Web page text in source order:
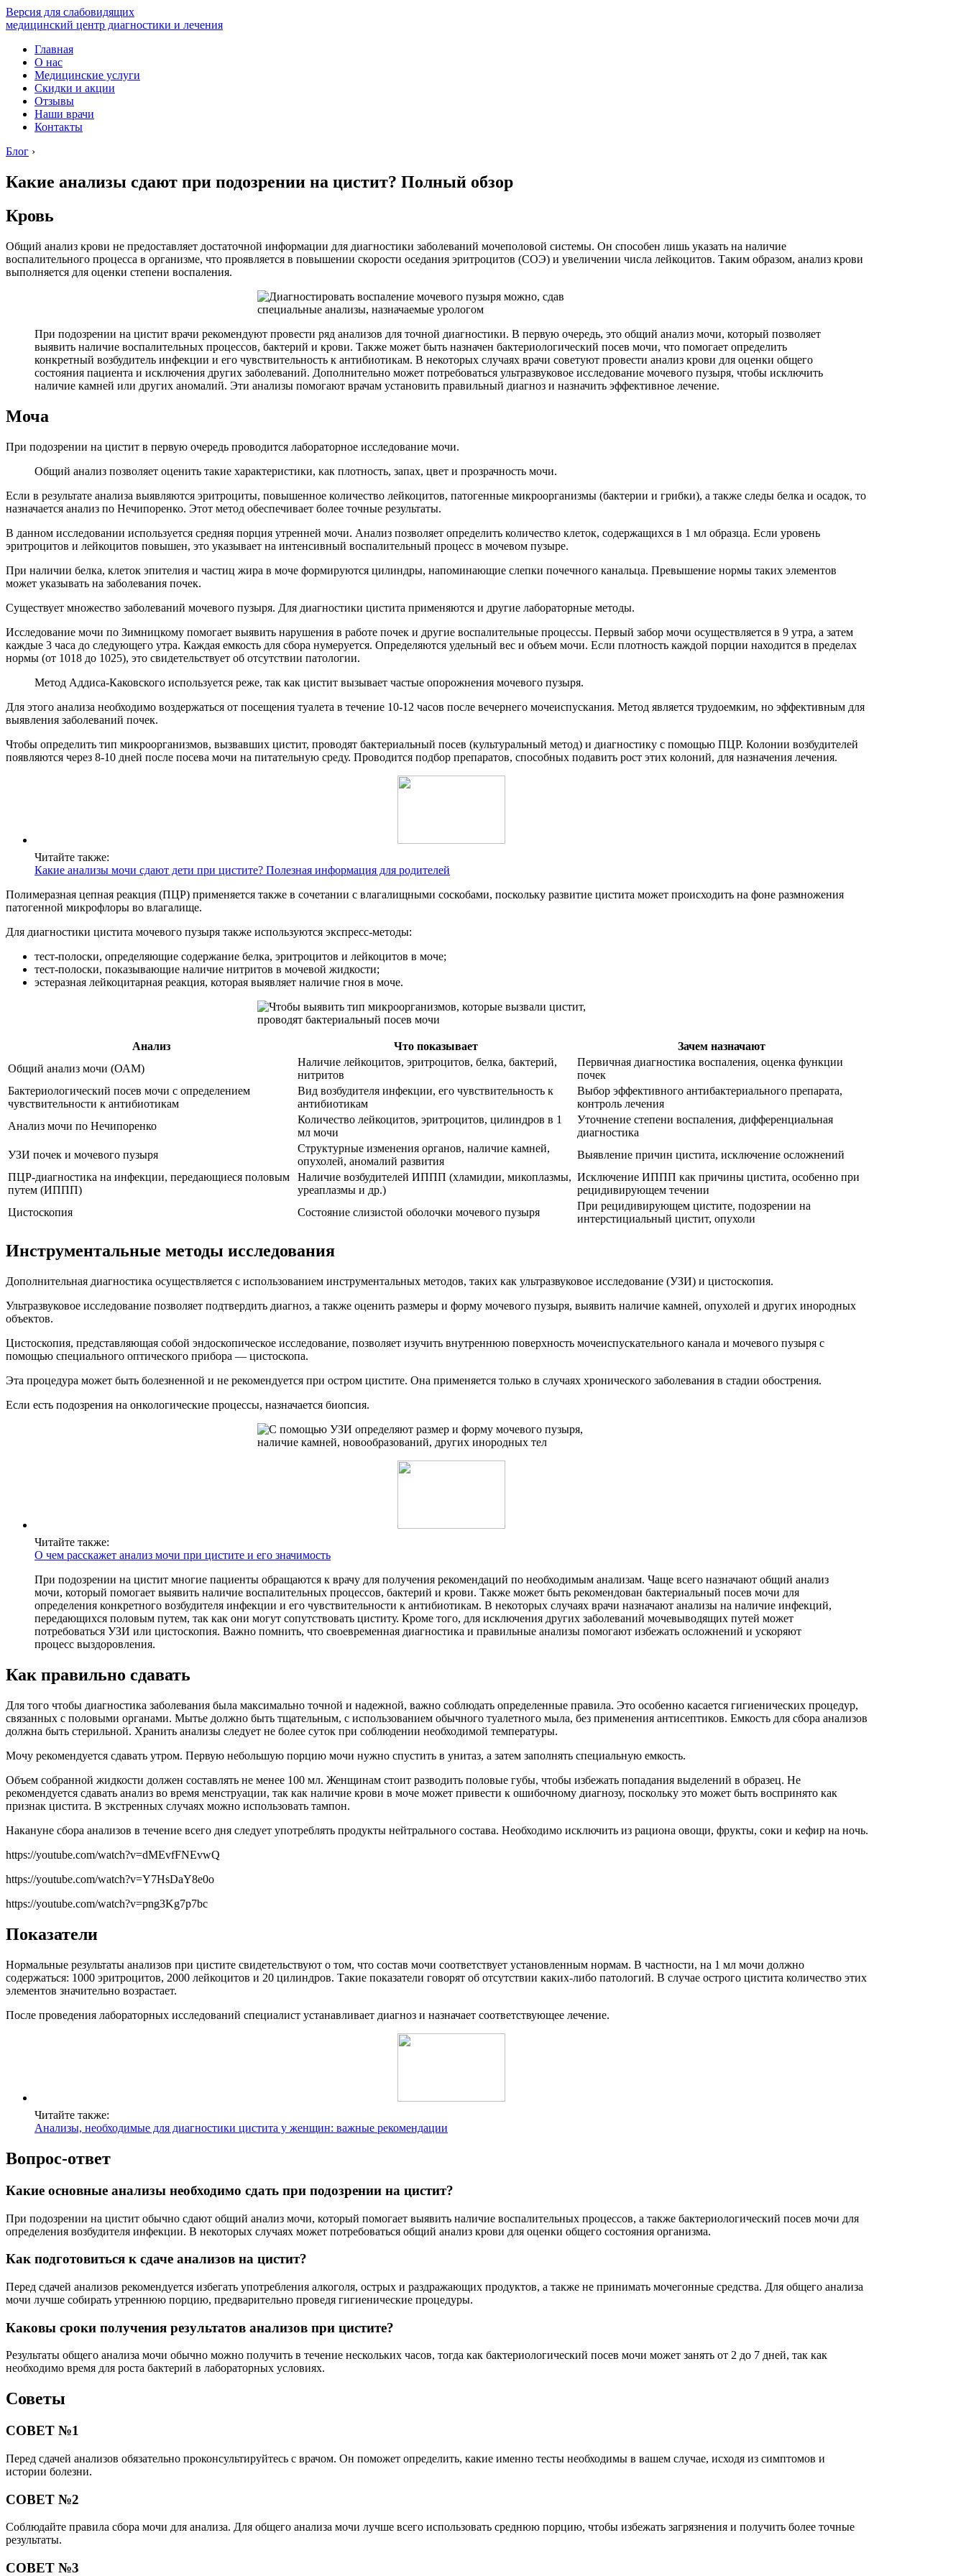
Версия для слабовидящих
медицинский центр диагностики и лечения
Главная
О нас
Медицинские услуги
Скидки и акции
Отзывы
Наши врачи
Контакты
Блог ›
Какие анализы сдают при подозрении на цистит? Полный обзор
Кровь
Общий анализ крови не предоставляет достаточной информации для диагностики заболеваний мочеполовой системы. Он способен лишь указать на наличие
воспалительного процесса в организме, что проявляется в повышении скорости оседания эритроцитов (СОЭ) и увеличении числа лейкоцитов. Таким образом, анализ крови
выполняется для оценки степени воспаления.
При подозрении на цистит врачи рекомендуют провести ряд анализов для точной диагностики. В первую очередь, это общий анализ мочи, который позволяет
выявить наличие воспалительных процессов, бактерий и крови. Также может быть назначен бактериологический посев мочи, что помогает определить
конкретный возбудитель инфекции и его чувствительность к антибиотикам. В некоторых случаях врачи советуют провести анализ крови для оценки общего
состояния пациента и исключения других заболеваний. Дополнительно может потребоваться ультразвуковое исследование мочевого пузыря, чтобы исключить
наличие камней или других аномалий. Эти анализы помогают врачам установить правильный диагноз и назначить эффективное лечение.
Моча
При подозрении на цистит в первую очередь проводится лабораторное исследование мочи.
Общий анализ позволяет оценить такие характеристики, как плотность, запах, цвет и прозрачность мочи.
Если в результате анализа выявляются эритроциты, повышенное количество лейкоцитов, патогенные микроорганизмы (бактерии и грибки), а также следы белка и осадок, то
назначается анализ по Нечипоренко. Этот метод обеспечивает более точные результаты.
В данном исследовании используется средняя порция утренней мочи. Анализ позволяет определить количество клеток, содержащихся в 1 мл образца. Если уровень
эритроцитов и лейкоцитов повышен, это указывает на интенсивный воспалительный процесс в мочевом пузыре.
При наличии белка, клеток эпителия и частиц жира в моче формируются цилиндры, напоминающие слепки почечного канальца. Превышение нормы таких элементов
может указывать на заболевания почек.
Существует множество заболеваний мочевого пузыря. Для диагностики цистита применяются и другие лабораторные методы.
Исследование мочи по Зимницкому помогает выявить нарушения в работе почек и другие воспалительные процессы. Первый забор мочи осуществляется в 9 утра, а затем
каждые 3 часа до следующего утра. Каждая емкость для сбора нумеруется. Определяются удельный вес и объем мочи. Если плотность каждой порции находится в пределах
нормы (от 1018 до 1025), это свидетельствует об отсутствии патологии.
Метод Аддиса-Каковского используется реже, так как цистит вызывает частые опорожнения мочевого пузыря.
Для этого анализа необходимо воздержаться от посещения туалета в течение 10-12 часов после вечернего мочеиспускания. Метод является трудоемким, но эффективным для
выявления заболеваний почек.
Чтобы определить тип микроорганизмов, вызвавших цистит, проводят бактериальный посев (культуральный метод) и диагностику с помощью ПЦР. Колонии возбудителей
появляются через 8-10 дней после посева мочи на питательную среду. Проводится подбор препаратов, способных подавить рост этих колоний, для назначения лечения.
Читайте также:
Какие анализы мочи сдают дети при цистите? Полезная информация для родителей
Полимеразная цепная реакция (ПЦР) применяется также в сочетании с влагалищными соскобами, поскольку развитие цистита может происходить на фоне размножения
патогенной микрофлоры во влагалище.
Для диагностики цистита мочевого пузыря также используются экспресс-методы:
тест-полоски, определяющие содержание белка, эритроцитов и лейкоцитов в моче;
тест-полоски, показывающие наличие нитритов в мочевой жидкости;
эстеразная лейкоцитарная реакция, которая выявляет наличие гноя в моче.
Анализ Что показывает
Зачем назначают
Общий анализ мочи (ОАМ)
Наличие лейкоцитов, эритроцитов, белка, бактерий,
нитритов
Первичная диагностика воспаления, оценка функции
почек
Бактериологический посев мочи с определением
чувствительности к антибиотикам
Вид возбудителя инфекции, его чувствительность к
антибиотикам
Выбор эффективного антибактериального препарата,
контроль лечения
Анализ мочи по Нечипоренко
Количество лейкоцитов, эритроцитов, цилиндров в 1
мл мочи
Уточнение степени воспаления, дифференциальная
диагностика
УЗИ почек и мочевого пузыря
Структурные изменения органов, наличие камней,
опухолей, аномалий развития
Выявление причин цистита, исключение осложнений
ПЦР-диагностика на инфекции, передающиеся половым
путем (ИППП)
Наличие возбудителей ИППП (хламидии, микоплазмы,
уреаплазмы и др.)
Исключение ИППП как причины цистита, особенно при
рецидивирующем течении
Цистоскопия
Состояние слизистой оболочки мочевого пузыря
При рецидивирующем цистите, подозрении на
интерстициальный цистит, опухоли
Инструментальные методы исследования
Дополнительная диагностика осуществляется с использованием инструментальных методов, таких как ультразвуковое исследование (УЗИ) и цистоскопия.
Ультразвуковое исследование позволяет подтвердить диагноз, а также оценить размеры и форму мочевого пузыря, выявить наличие камней, опухолей и других инородных
объектов.
Цистоскопия, представляющая собой эндоскопическое исследование, позволяет изучить внутреннюю поверхность мочеиспускательного канала и мочевого пузыря с
помощью специального оптического прибора — цистоскопа.
Эта процедура может быть болезненной и не рекомендуется при остром цистите. Она применяется только в случаях хронического заболевания в стадии обострения.
Если есть подозрения на онкологические процессы, назначается биопсия.
Читайте также:
О чем расскажет анализ мочи при цистите и его значимость
При подозрении на цистит многие пациенты обращаются к врачу для получения рекомендаций по необходимым анализам. Чаще всего назначают общий анализ
мочи, который помогает выявить наличие воспалительных процессов, бактерий и крови. Также может быть рекомендован бактериальный посев мочи для
определения конкретного возбудителя инфекции и его чувствительности к антибиотикам. В некоторых случаях врачи назначают анализы на наличие инфекций,
передающихся половым путем, так как они могут сопутствовать циститу. Кроме того, для исключения других заболеваний мочевыводящих путей может
потребоваться УЗИ или цистоскопия. Важно помнить, что своевременная диагностика и правильные анализы помогают избежать осложнений и ускоряют
процесс выздоровления.
Как правильно сдавать
Для того чтобы диагностика заболевания была максимально точной и надежной, важно соблюдать определенные правила. Это особенно касается гигиенических процедур,
связанных с половыми органами. Мытье должно быть тщательным, с использованием обычного туалетного мыла, без применения антисептиков. Емкость для сбора анализов
должна быть стерильной. Хранить анализы следует не более суток при соблюдении необходимой температуры.
Мочу рекомендуется сдавать утром. Первую небольшую порцию мочи нужно спустить в унитаз, а затем заполнять специальную емкость.
Объем собранной жидкости должен составлять не менее 100 мл. Женщинам стоит разводить половые губы, чтобы избежать попадания выделений в образец. Не
рекомендуется сдавать анализ во время менструации, так как наличие крови в моче может привести к ошибочному диагнозу, поскольку это может быть воспринято как
признак цистита. В экстренных случаях можно использовать тампон.
Накануне сбора анализов в течение всего дня следует употреблять продукты нейтрального состава. Необходимо исключить из рациона овощи, фрукты, соки и кефир на ночь.
https://youtube.com/watch?v=dMEvfFNEvwQ
https://youtube.com/watch?v=Y7HsDaY8e0o
https://youtube.com/watch?v=png3Kg7p7bc
Показатели
Нормальные результаты анализов при цистите свидетельствуют о том, что состав мочи соответствует установленным нормам. В частности, на 1 мл мочи должно
содержаться: 1000 эритроцитов, 2000 лейкоцитов и 20 цилиндров. Такие показатели говорят об отсутствии каких-либо патологий. В случае острого цистита количество этих
элементов значительно возрастает.
После проведения лабораторных исследований специалист устанавливает диагноз и назначает соответствующее лечение.
Читайте также:
Анализы, необходимые для диагностики цистита у женщин: важные рекомендации
Вопрос-ответ
Какие основные анализы необходимо сдать при подозрении на цистит?
При подозрении на цистит обычно сдают общий анализ мочи, который помогает выявить наличие воспалительных процессов, а также бактериологический посев мочи для
определения возбудителя инфекции. В некоторых случаях может потребоваться общий анализ крови для оценки общего состояния организма.
Как подготовиться к сдаче анализов на цистит?
Перед сдачей анализов рекомендуется избегать употребления алкоголя, острых и раздражающих продуктов, а также не принимать мочегонные средства. Для общего анализа
мочи лучше собирать утреннюю порцию, предварительно проведя гигиенические процедуры.
Каковы сроки получения результатов анализов при цистите?
Результаты общего анализа мочи обычно можно получить в течение нескольких часов, тогда как бактериологический посев мочи может занять от 2 до 7 дней, так как
необходимо время для роста бактерий в лабораторных условиях.
Советы
СОВЕТ №1
Перед сдачей анализов обязательно проконсультируйтесь с врачом. Он поможет определить, какие именно тесты необходимы в вашем случае, исходя из симптомов и
истории болезни.
СОВЕТ №2
Соблюдайте правила сбора мочи для анализа. Для общего анализа мочи лучше всего использовать среднюю порцию, чтобы избежать загрязнения и получить более точные
результаты.
СОВЕТ №3